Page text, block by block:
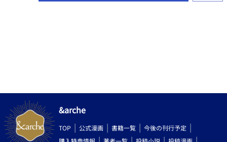
&arche
TOP 公式漫画 書籍一覧
今後の刊行予定